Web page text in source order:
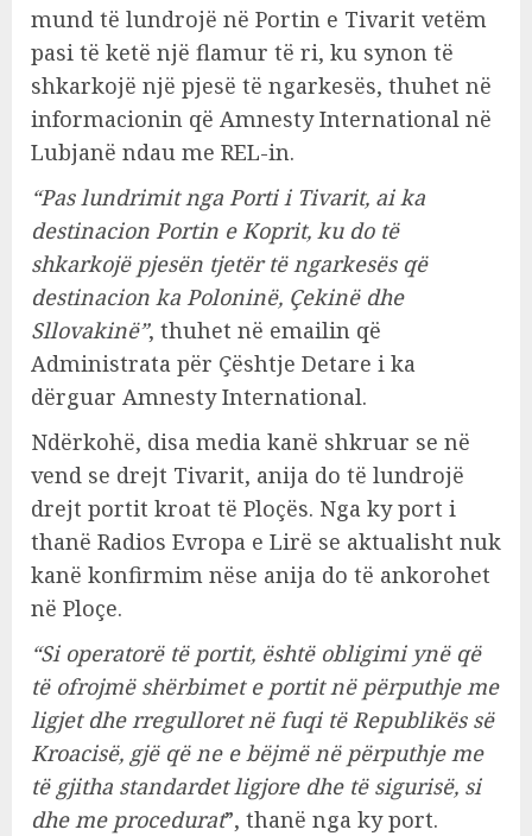
mund të lundrojë në Portin e Tivarit vetëm
pasi të ketë një flamur të ri, ku synon të
shkarkojë një pjesë të ngarkesës, thuhet në
informacionin që Amnesty International në
Lubjanë ndau me REL-in.
“Pas lundrimit nga Porti i Tivarit, ai ka
destinacion Portin e Koprit, ku do të
shkarkojë pjesën tjetër të ngarkesës që
destinacion ka Poloninë, Çekinë dhe
Sllovakinë”, thuhet në emailin që
Administrata për Çështje Detare i ka
dërguar Amnesty International.
Ndërkohë, disa media kanë shkruar se në
vend se drejt Tivarit, anija do të lundrojë
drejt portit kroat të Ploçës. Nga ky port i
thanë Radios Evropa e Lirë se aktualisht nuk
kanë konfirmim nëse anija do të ankorohet
në Ploçe.
“Si operatorë të portit, është obligimi ynë që
të ofrojmë shërbimet e portit në përputhje me
ligjet dhe rregulloret në fuqi të Republikës së
Kroacisë, gjë që ne e bëjmë në përputhje me
të gjitha standardet ligjore dhe të sigurisë, si
dhe me procedurat”, thanë nga ky port.